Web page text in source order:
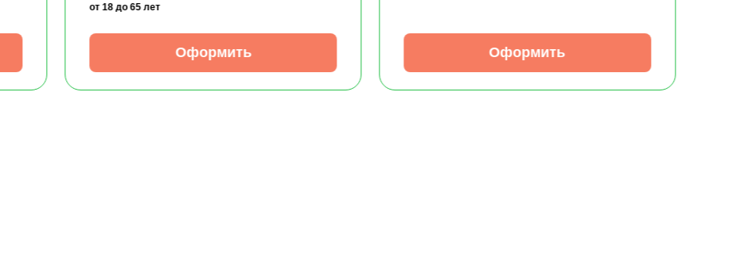
от 18 до 65 лет
Оформить Оформить